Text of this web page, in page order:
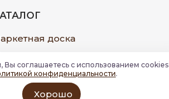
доска
доска
доска
ламинат
Вы соглашаетесь с использованием cookies
конфиденциальности.
Хорошо